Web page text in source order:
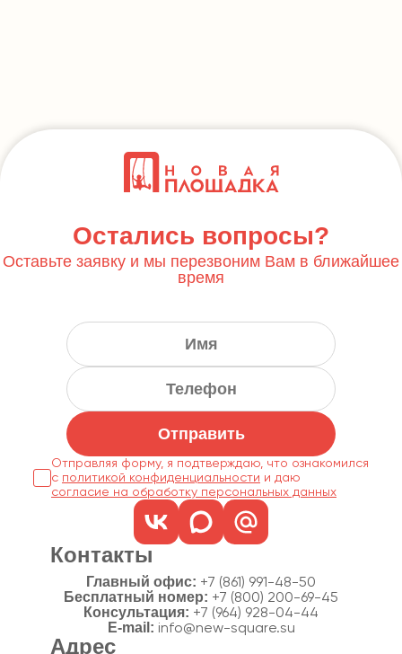
Остались вопросы?
Оставьте заявку и мы перезвоним Вам в ближайшее
время
Отправить
Отправляя форму, я подтверждаю, что ознакомился
с политикой конфиденциальности
согласие на обработку персональных данных
Контакты
Главный офис: +7 (861) 991-48-50
Бесплатный номер: +7 (800) 200-69-45
Консультация: +7 (964) 928-04-44
E-mail: info@new-square.su
Адрес